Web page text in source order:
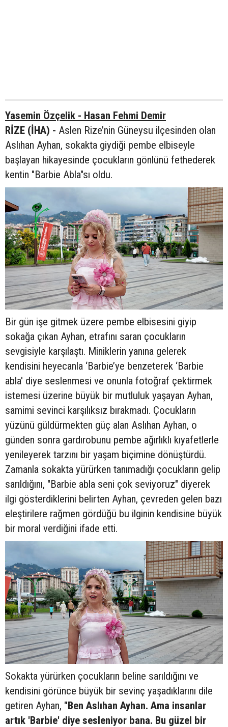
Yasemin Özçelik - Hasan Fehmi Demir
RİZE (İHA) - Aslen Rize’nin Güneysu ilçesinden olan
Aslıhan Ayhan, sokakta giydiği pembe elbiseyle
başlayan hikayesinde çocukların gönlünü fethederek
kentin "Barbie Abla"sı oldu.
Bir gün işe gitmek üzere pembe elbisesini giyip
sokağa çıkan Ayhan, etrafını saran çocukların
sevgisiyle karşılaştı. Miniklerin yanına gelerek
kendisini heyecanla ‘Barbie’ye benzeterek ‘Barbie
abla' diye seslenmesi ve onunla fotoğraf çektirmek
istemesi üzerine büyük bir mutluluk yaşayan Ayhan,
samimi sevinci karşılıksız bırakmadı. Çocukların
yüzünü güldürmekten güç alan Aslıhan Ayhan, o
günden sonra gardırobunu pembe ağırlıklı kıyafetlerle
yenileyerek tarzını bir yaşam biçimine dönüştürdü.
Zamanla sokakta yürürken tanımadığı çocukların gelip
sarıldığını, "Barbie abla seni çok seviyoruz" diyerek
ilgi gösterdiklerini belirten Ayhan, çevreden gelen bazı
eleştirilere rağmen gördüğü bu ilginin kendisine büyük
bir moral verdiğini ifade etti.
Sokakta yürürken çocukların beline sarıldığını ve
kendisini görünce büyük bir sevinç yaşadıklarını dile
getiren Ayhan, "Ben Aslıhan Ayhan. Ama insanlar
artık 'Barbie' diye sesleniyor bana. Bu güzel bir